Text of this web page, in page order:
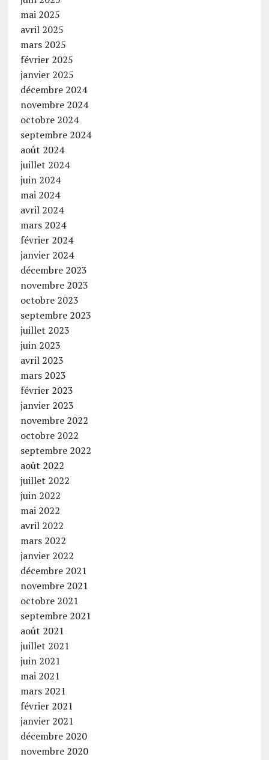
mai 2025
avril 2025
mars 2025
février 2025
janvier 2025
décembre 2024
novembre 2024
octobre 2024
septembre 2024
août 2024
juillet 2024
juin 2024
mai 2024
avril 2024
mars 2024
février 2024
janvier 2024
décembre 2023
novembre 2023
octobre 2023
septembre 2023
juillet 2023
juin 2023
avril 2023
mars 2023
février 2023
janvier 2023
novembre 2022
octobre 2022
septembre 2022
août 2022
juillet 2022
juin 2022
mai 2022
avril 2022
mars 2022
janvier 2022
décembre 2021
novembre 2021
octobre 2021
septembre 2021
août 2021
juillet 2021
juin 2021
mai 2021
mars 2021
février 2021
janvier 2021
décembre 2020
novembre 2020